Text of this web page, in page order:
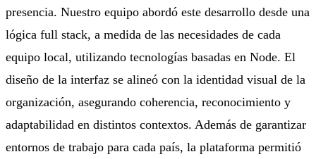
presencia. Nuestro equipo abordó este desarrollo desde una
lógica full stack, a medida de las necesidades de cada
equipo local, utilizando tecnologías basadas en Node. El
diseño de la interfaz se alineó con la identidad visual de la
organización, asegurando coherencia, reconocimiento y
adaptabilidad en distintos contextos. Además de garantizar
entornos de trabajo para cada país, la plataforma permitió